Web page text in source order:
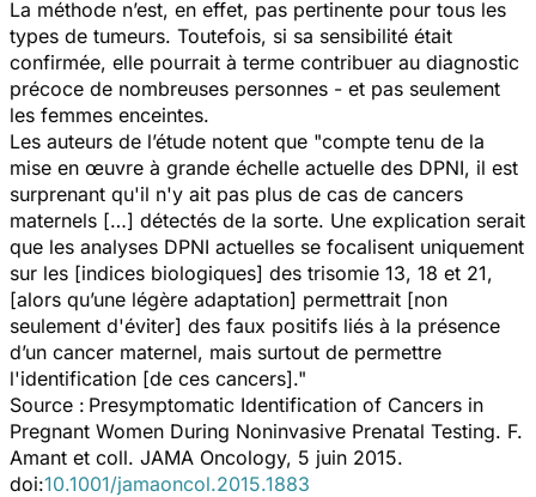
La méthode n’est, en effet, pas pertinente pour tous les
types de tumeurs. Toutefois, si sa sensibilité était
confirmée, elle pourrait à terme contribuer au diagnostic
précoce de nombreuses personnes - et pas seulement
les femmes enceintes.
Les auteurs de l’étude notent que "compte tenu de la
mise en œuvre à grande échelle actuelle des DPNI, il est
surprenant qu'il n'y ait pas plus de cas de cancers
maternels […] détectés de la sorte. Une explication serait
que les analyses DPNI actuelles se focalisent uniquement
sur les [indices biologiques] des trisomie 13, 18 et 21,
[alors qu’une légère adaptation] permettrait [non
seulement d'éviter] des faux positifs liés à la présence
d’un cancer maternel, mais surtout de permettre
l'identification [de ces cancers]."
Source : Presymptomatic Identification of Cancers in
Pregnant Women During Noninvasive Prenatal Testing. F.
Amant et coll. JAMA Oncology, 5 juin 2015.
doi:10.1001/jamaoncol.2015.1883